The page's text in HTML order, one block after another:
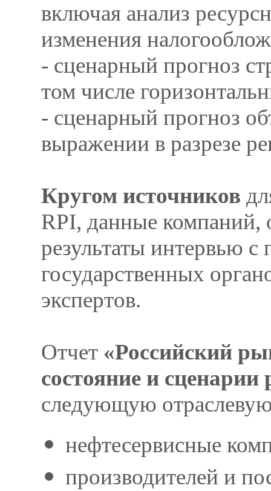
включая анализ
изменения
- сценарный прогноз
том числе
- сценарный прогноз
выражении в разрезе
Кругом источников
RPI, данные компаний,
результаты интервью
государственных
экспертов.
Отчет «Российский
состояние и сценарии
следующую
нефтесервисные
производителей и